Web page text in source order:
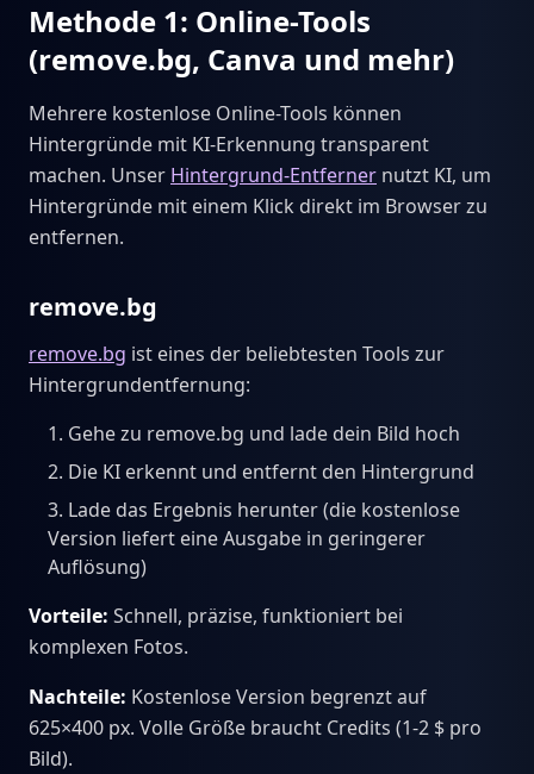
Methode 1: Online-Tools
(remove.bg, Canva und mehr)
Mehrere kostenlose Online-Tools können
Hintergründe mit KI-Erkennung transparent
machen. Unser Hintergrund-Entferner nutzt KI, um
Hintergründe mit einem Klick direkt im Browser zu
entfernen.
remove.bg
remove.bg ist eines der beliebtesten Tools zur
Hintergrundentfernung:
Gehe zu remove.bg und lade dein Bild hoch
Die KI erkennt und entfernt den Hintergrund
Lade das Ergebnis herunter (die kostenlose
Version liefert eine Ausgabe in geringerer
Auflösung)
Vorteile: Schnell, präzise, funktioniert bei
komplexen Fotos.
Nachteile: Kostenlose Version begrenzt auf
625×400 px. Volle Größe braucht Credits (1-2 $ pro
Bild).